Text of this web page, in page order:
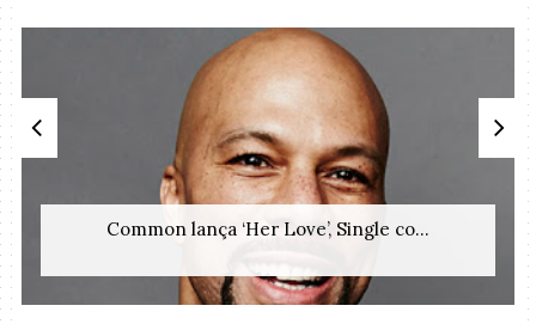
Common lança ‘Her Love’, Single co...